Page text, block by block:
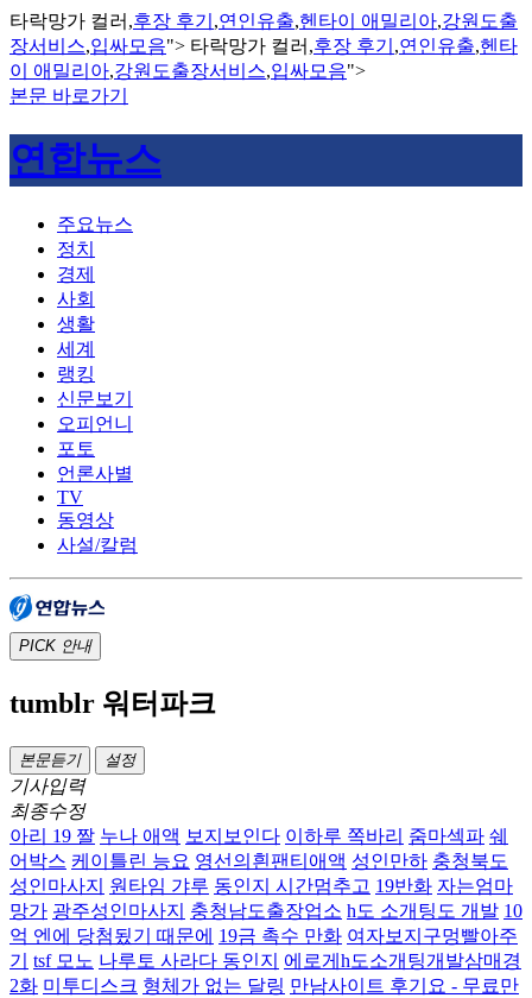
타락망가 컬러,후장 후기 ,연인유출,헨타이 애밀리아,강원도출
장서비스,입싸모음"> 타락망가 컬러,후장 후기 ,연인유출,헨타
이 애밀리아,강원도출장서비스,입싸모음">
본문 바로가기
연합뉴스
주요뉴스
정치
경제
사회
생활
세계
랭킹
신문보기
오피언니
포토
언론사별
TV
동영상
사설/칼럼
PICK 안내
tumblr 워터파크
본문듣기 설정
기사입력
최종수정
아리 19 짤 누나 애액 보지보인다 이하루 쪽바리 줌마섹파 쉐
어박스 케이틀린 능요 영선의흰팬티애액 성인만하 충청북도
성인마사지
원타임 갸루 동인지 시간멈추고 19반화 자는엄마
망가 광주성인마사지 충청남도출장업소 h도 소개팅도 개발 10
억 엔에 당첨됬기 때문에 19금 촉수 만화 여자보지구멍빨아주
기
tsf 모노 나루토 사라다 동인지
에로게h도소개팅개발삼매경
2화 미투디스크 형체가 없는 달링 만남사이트 후기요 - 무료만